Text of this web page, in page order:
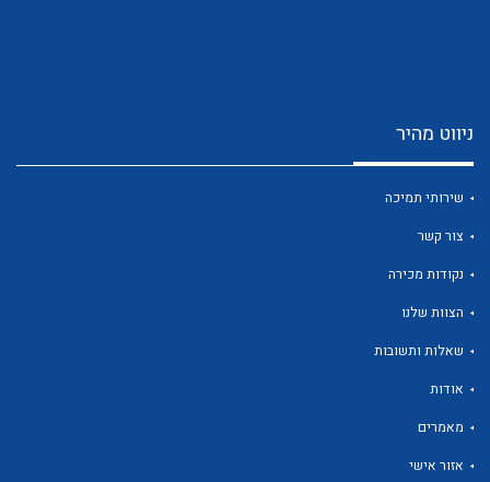
ניווט מהיר
שירותי תמיכה
צור קשר
נקודות מכירה
הצוות שלנו
שאלות ותשובות
אודות
מאמרים
אזור אישי